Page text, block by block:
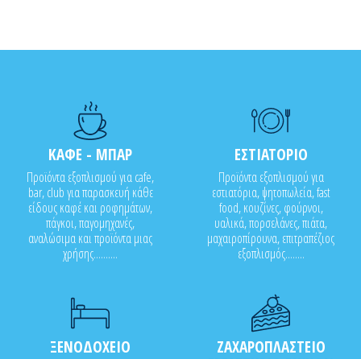
ΚΑΦΕ - ΜΠΑΡ
Προϊόντα εξοπλισμού για cafe,
bar, club για παρασκευή κάθε
είδους καφέ και ροφημάτων,
πάγκοι, παγομηχανές,
αναλώσιμα και προϊόντα μιας
χρήσης..........
ΕΣΤΙΑΤΟΡΙΟ
Προϊόντα εξοπλισμού για
εστιατόρια, ψητοπωλεία, fast
food, κουζίνες, φούρνοι,
υαλικά, πορσελάνες, πιάτα,
μαχαιροπίρουνα, επιτραπέζιος
εξοπλισμός........
ΞΕΝΟΔΟΧΕΙΟ
ΖΑΧΑΡΟΠΛΑΣΤΕΙΟ